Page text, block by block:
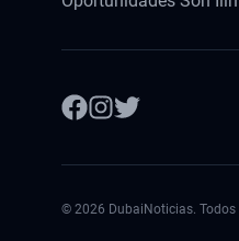
© 2026 DubaiNoticias.